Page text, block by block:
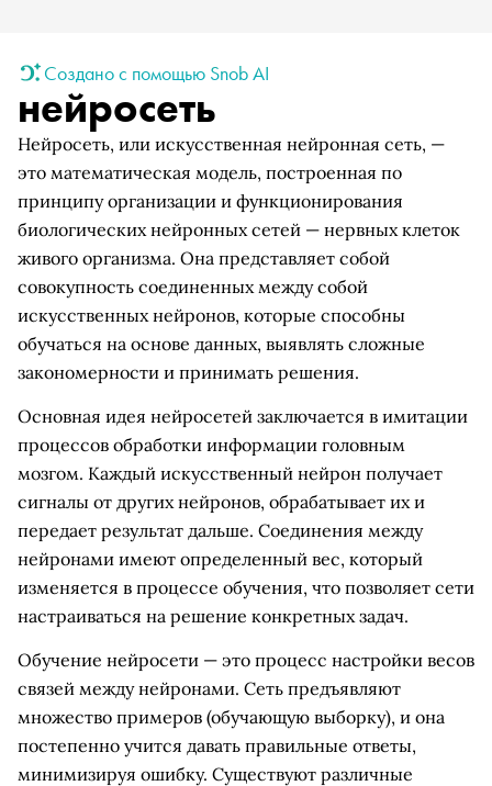
Создано с помощью Snob AI
нейросеть
Нейросеть, или искусственная нейронная сеть, —
это математическая модель, построенная по
принципу организации и функционирования
биологических нейронных сетей — нервных клеток
живого организма. Она представляет собой
совокупность соединенных между собой
искусственных нейронов, которые способны
обучаться на основе данных, выявлять сложные
закономерности и принимать решения.
Основная идея нейросетей заключается в имитации
процессов обработки информации головным
мозгом. Каждый искусственный нейрон получает
сигналы от других нейронов, обрабатывает их и
передает результат дальше. Соединения между
нейронами имеют определенный вес, который
изменяется в процессе обучения, что позволяет сети
настраиваться на решение конкретных задач.
Обучение нейросети — это процесс настройки весов
связей между нейронами. Сеть предъявляют
множество примеров (обучающую выборку), и она
постепенно учится давать правильные ответы,
минимизируя ошибку. Существуют различные